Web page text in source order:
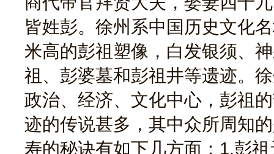
皆姓彭。徐州系中国历史文化
米高的彭祖塑像，白发银须、
祖、彭婆墓和彭祖井等遗迹。
政治、经济、文化中心，彭祖
迹的传说甚多，其中众所周知
寿的秘诀有如下几方面：1.彭